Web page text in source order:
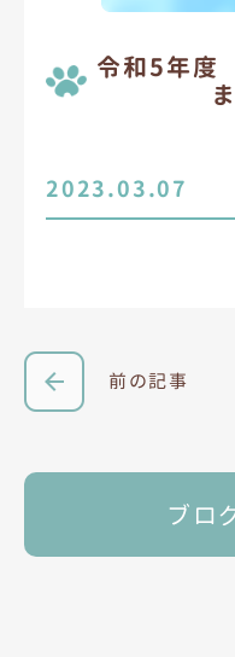
令和5年度
2023.03.07
前の記事
ブロ